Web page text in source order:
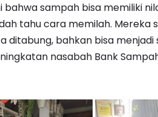
sampah bisa memiliki
tahu cara memilah. Mereka
ditabung, bahkan bisa menjadi
nasabah Bank